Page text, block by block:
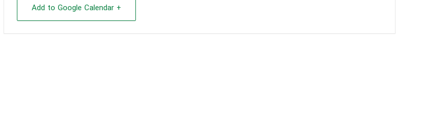
+ Add to Google Calendar